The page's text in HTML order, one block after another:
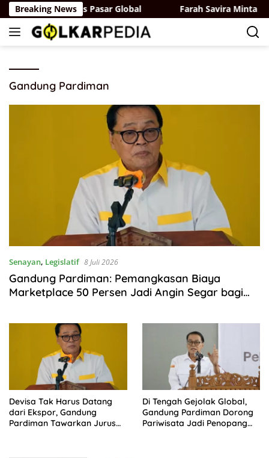
Langsung
ke
konten
Breaking News
Tembus Pasar Global Farah Savira Minta
Gandung Pardiman
Senayan, Legislatif 8 Juli 2026
Gandung Pardiman: Pemangkasan Biaya
Marketplace 50 Persen Jadi Angin Segar bagi
Devisa Tak Harus Datang
dari Ekspor, Gandung
Pardiman Tawarkan Jurus
Di Tengah Gejolak Global,
Gandung Pardiman Dorong
Pariwisata Jadi Penopang